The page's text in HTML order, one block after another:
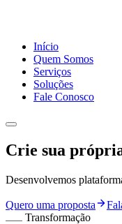
Início
Quem Somos
Serviços
Soluções
Fale Conosco
Crie sua
Desenvolvemos
Quero uma proposta
Transformação